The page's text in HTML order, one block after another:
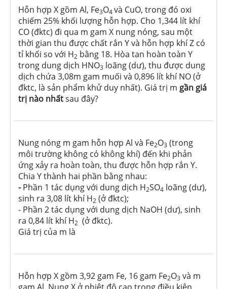
Hỗn hợp X gồm Al, Fe3O4và CuO, trong đó oxi
chiếm 25% khối lượng hỗn hợp. Cho 1,344 lít khí
CO (đktc) đi qua m gam X nung nóng, sau một
thời gian thu được chất rắn Y và hỗn hợp khí Z có
tỉ khối so với H2 bằng 18. Hòa tan hoàn toàn Y
trong dung dịch HNO3 loãng (dư), thu được dung
dịch chứa 3,08m gam muối và 0,896 lít khí NO (ở
đktc, là sản phẩm khử duy nhất). Giá trị m gần giá
trị nào nhấtsau đây?
Nung nóng m gam hỗn hợp Al và Fe2O3 (trong
môi trường không có không khí) đến khi phản
ứng xảy ra hoàn toàn, thu được hỗn hợp rắn Y.
Chia Y thành hai phần bằng nhau:
-Phần 1 tác dụng với dung dịch H2SO4 loãng (dư),
sinh ra 3,08 lít khí H2 (ở đktc);
- Phần 2 tác dụng với dung dịch NaOH (dư), sinh
ra 0,84 lít khí H2 (ở đktc).
Giá trị của m là
Hỗn hợp X gồm 3,92 gam Fe, 16 gam Fe2O3 và m